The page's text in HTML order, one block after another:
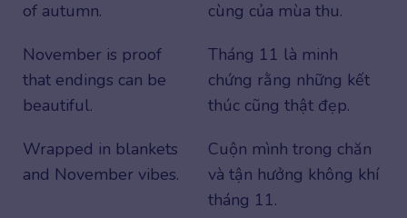
of autumn.
cùng của mùa thu.
November is proof
that endings can be
beautiful.
Tháng 11 là minh
chứng rằng những kết
thúc cũng thật đẹp.
Wrapped in blankets
and November vibes.
Cuộn mình trong chăn
và tận hưởng không khí
tháng 11.